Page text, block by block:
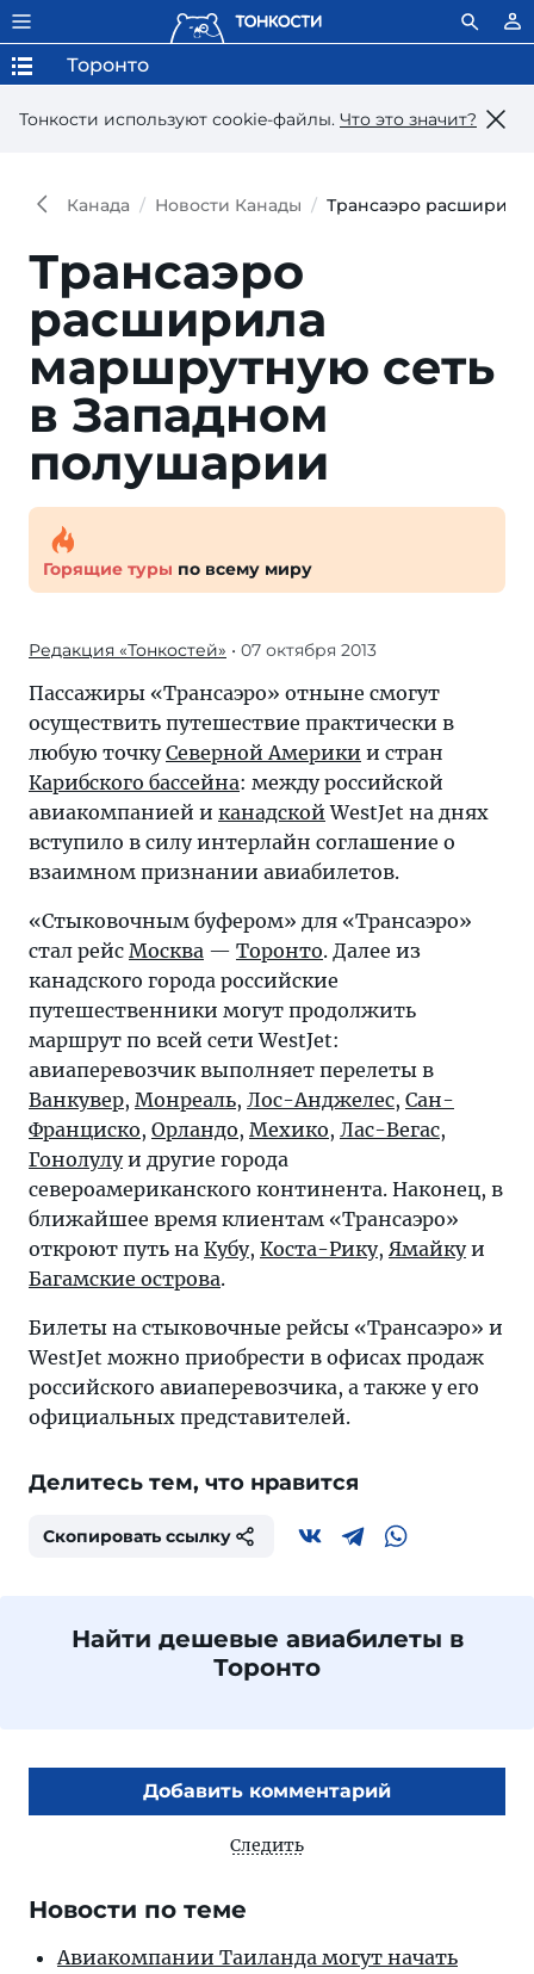
Тонкости используют сookie-файлы. Что это значит?
Торонто
Канада Новости Канады Трансаэро
Трансаэро
расширила
маршрутную сеть
в Западном
полушарии
Горящие туры по всему миру
Редакция «Тонкостей» • 07 октября 2013
Пассажиры «Трансаэро» отныне смогут
осуществить путешествие практически в
любую точкуСеверной Америки и стран
Карибского бассейна: между российской
авиакомпанией и канадской WestJet на днях
вступило в силу интерлайн соглашение о
взаимном признании авиабилетов.
«Стыковочным буфером» для «Трансаэро»
стал рейс Москва — Торонто. Далее из
канадского города российские
путешественники могут продолжить
маршрут по всей сети WestJet:
авиаперевозчик выполняет перелеты в
Ванкувер, Монреаль, Лос-Анджелес, Сан-
Франциско, Орландо, Мехико, Лас-Вегас,
Гонолулуи другие города
североамериканского континента. Наконец, в
ближайшее время клиентам «Трансаэро»
откроют путь на Кубу, Коста-Рику, Ямайкуи
Багамские острова.
Билеты на стыковочные рейсы «Трансаэро» и
WestJet можно приобрести в офисах продаж
российского авиаперевозчика, а также у его
официальных представителей.
Делитесь тем, что нравится
Скопировать ссылку
Найти дешевые авиабилеты в
Торонто
Добавить комментарий
Следить
Новости по теме
Авиакомпании Таиланда могут начать